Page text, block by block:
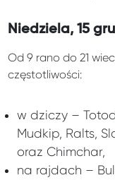
Niedziela, 15
Od 9 rano do 21
częstotliwości:
w dziczy –
Mudkip, Ralts,
oraz Chimchar,
na rajdach –